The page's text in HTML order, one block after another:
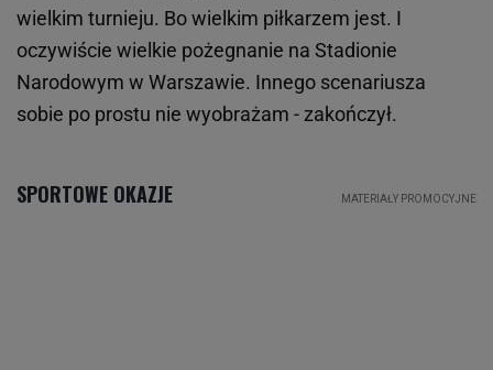
wielkim turnieju. Bo wielkim piłkarzem jest. I
oczywiście wielkie pożegnanie na Stadionie
Narodowym w Warszawie. Innego scenariusza
sobie po prostu nie wyobrażam - zakończył.